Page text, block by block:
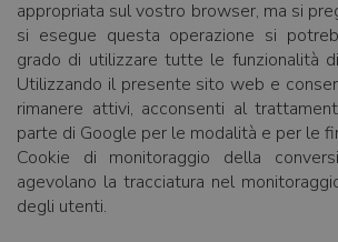
appropriata sul vostro browser, ma si
si esegue questa operazione si
grado di utilizzare tutte le funzionalità
Utilizzando il presente sito web e
rimanere attivi, acconsenti al
parte di Google per le modalità e per le
Cookie di monitoraggio della
agevolano la tracciatura nel
degli utenti.